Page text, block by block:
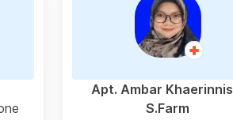
Apt. Ambar
S.Farm